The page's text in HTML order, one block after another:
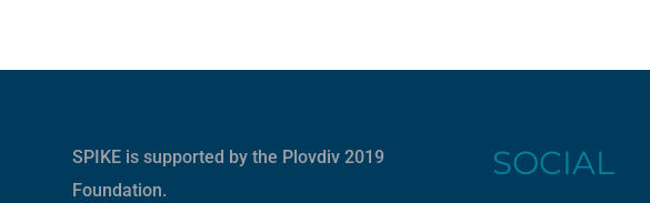
SPIKE is supported by the Plovdiv 2019
Foundation.
SOCIAL